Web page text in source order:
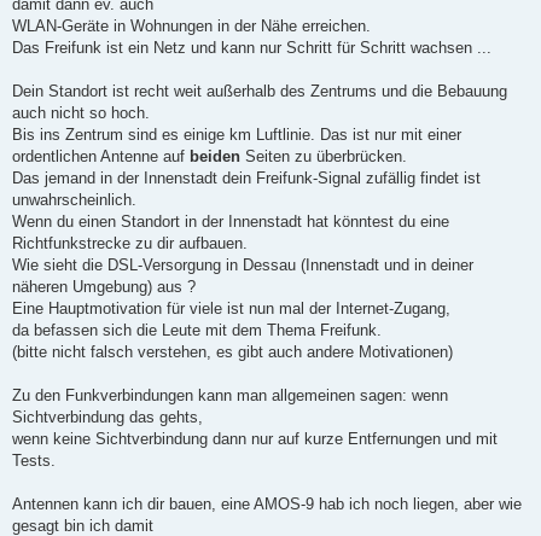
damit dann ev. auch
WLAN-Geräte in Wohnungen in der Nähe erreichen.
Das Freifunk ist ein Netz und kann nur Schritt für Schritt wachsen ...
Dein Standort ist recht weit außerhalb des Zentrums und die Bebauung
auch nicht so hoch.
Bis ins Zentrum sind es einige km Luftlinie. Das ist nur mit einer
ordentlichen Antenne auf beiden Seiten zu überbrücken.
Das jemand in der Innenstadt dein Freifunk-Signal zufällig findet ist
unwahrscheinlich.
Wenn du einen Standort in der Innenstadt hat könntest du eine
Richtfunkstrecke zu dir aufbauen.
Wie sieht die DSL-Versorgung in Dessau (Innenstadt und in deiner
näheren Umgebung) aus ?
Eine Hauptmotivation für viele ist nun mal der Internet-Zugang,
da befassen sich die Leute mit dem Thema Freifunk.
(bitte nicht falsch verstehen, es gibt auch andere Motivationen)
Zu den Funkverbindungen kann man allgemeinen sagen: wenn
Sichtverbindung das gehts,
wenn keine Sichtverbindung dann nur auf kurze Entfernungen und mit
Tests.
Antennen kann ich dir bauen, eine AMOS-9 hab ich noch liegen, aber wie
gesagt bin ich damit